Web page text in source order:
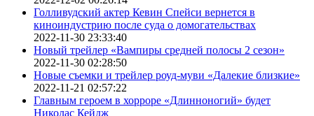
Голливудский актер Кевин Спейси вернется в
киноиндустрию после суда о домогательствах
2022-11-30 23:33:40
Новый трейлер «Вампиры средней полосы 2 сезон»
2022-11-30 02:28:50
Новые съемки и трейлер роуд-муви «Далекие близкие»
2022-11-21 02:57:22
Главным героем в хорроре «Длинноногий» будет
Николас Кейдж